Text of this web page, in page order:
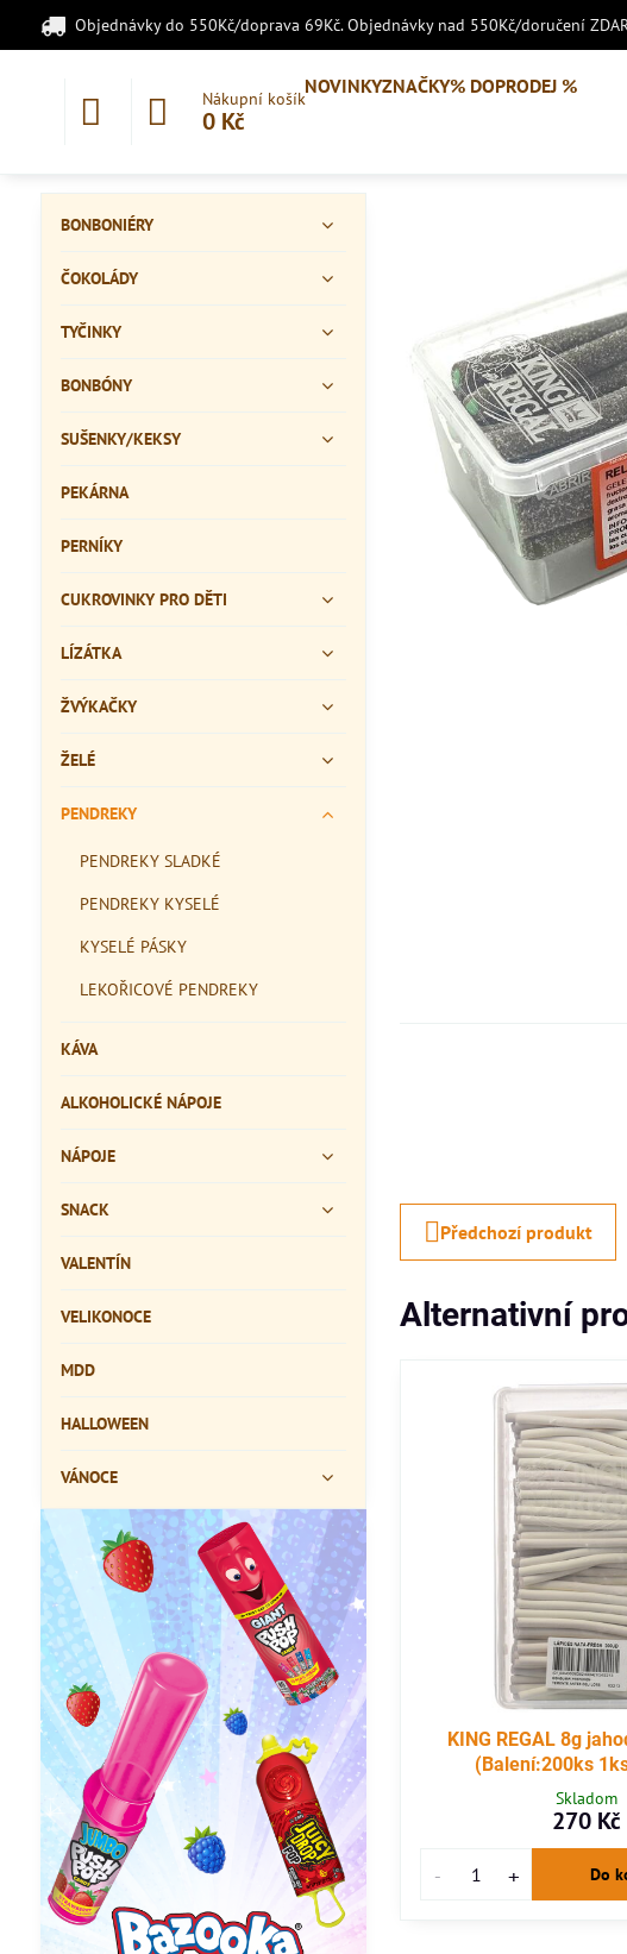
Objednávky do 550Kč/doprava 69Kč. Objednávky nad 550Kč/doručení
Nákupní košík
0 Kč
NOVINKYZNAČKY% DOPRODEJ %
Předchozí produkt
Alternativní
KING REGAL 8g
(Balení:200ks
Skladom
270 Kč
Do
BONBONIÉRY
ČOKOLÁDY
TYČINKY
BONBÓNY
SUŠENKY/KEKSY
PEKÁRNA
PERNÍKY
CUKROVINKY PRO DĚTI
LÍZÁTKA
ŽVÝKAČKY
ŽELÉ
PENDREKY
PENDREKY SLADKÉ
PENDREKY KYSELÉ
KYSELÉ PÁSKY
LEKOŘICOVÉ PENDREKY
KÁVA
ALKOHOLICKÉ NÁPOJE
NÁPOJE
SNACK
VALENTÍN
VELIKONOCE
MDD
HALLOWEEN
VÁNOCE